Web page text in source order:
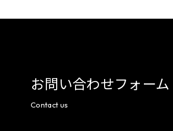
お問い合わせフォーム
Contact us